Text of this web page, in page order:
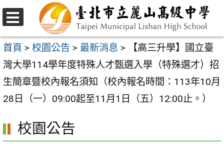
跳
至
主
要
內
容
選
單
首頁 > 校園公告 > 最新消息 >
【高三升學】國立臺
灣大學114學年度特殊人才甄選入學（特殊選才）招
生簡章暨校內報名須知（校內報名時間：113年10月
28日（一）09:00起至11月1日（五）12:00止。）
校園公告